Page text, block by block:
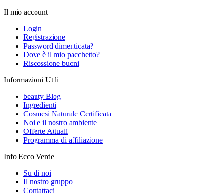
Il mio account
Login
Registrazione
Password dimenticata?
Dove è il mio pacchetto?
Riscossione buoni
Informazioni Utili
beauty Blog
Ingredienti
Cosmesi Naturale Certificata
Noi e il nostro ambiente
Offerte Attuali
Programma di affiliazione
Info Ecco Verde
Su di noi
Il nostro gruppo
Contattaci